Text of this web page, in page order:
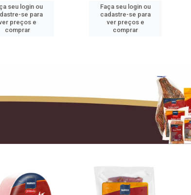
seu login ou
se para
preços e
comprar
Faça seu login ou
cadastre-se para
ver preços e
comprar